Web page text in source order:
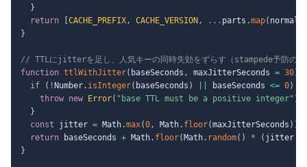
}
return
CACHE_PREFIX, CACHE_VERSION , ... parts .map(
}
// TTLにjitterを足し、人気キーの同時失効をずらす（stampede予防の第
function ttlWithJitter( baseSeconds , maxJitterSeconds = 30)
if
( ! Number. isInteger( baseSeconds ) baseSeconds <= 0)
throw new Error( "base TTL must be a positive integer" )
}
const jitter = Math.max(0, Math. floor(maxJitterSeconds ) )
return baseSeconds + Math. floor( Math. random( ) * ( jitter
}